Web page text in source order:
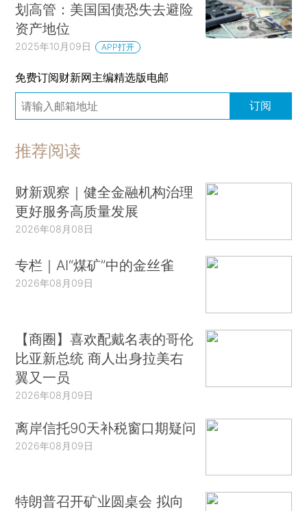
划高管：美国国债恐失去避险
资产地位
2025年10月09日 APP打开
免费订阅财新网主编精选版电邮
订阅
推荐阅读
财新观察｜健全金融机构治理
更好服务高质量发展
2026年08月08日
专栏｜AI“煤矿”中的金丝雀
2026年08月09日
【商圈】喜欢配戴名表的哥伦
比亚新总统 商人出身拉美右
翼又一员
2026年08月09日
离岸信托90天补税窗口期疑问
2026年08月09日
特朗普召开矿业圆桌会 拟向